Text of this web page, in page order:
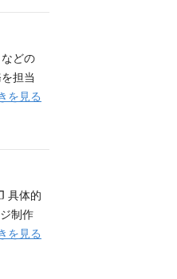
てお
進化
につ
MUSI
門で
オン
々に
組織
ます ▶︎
、また
フの
、い
円滑
ラブ
が関
新し
にリス
当社
けるモ
は当
どの
担当
ション
・管
要と
要件
スタ
する知
OBS
発経験
作・
ショ
を見る
具体的
制作
ァン
ま
ング
を見る